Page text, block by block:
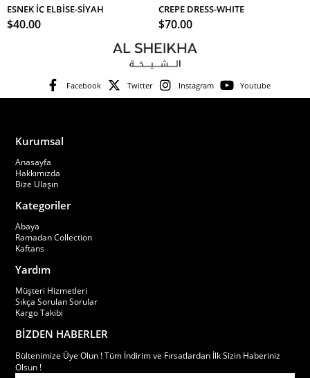
ESNEK İÇ ELBİSE-SİYAH
$40.00
CREPE DRESS-WHITE
$70.00
Facebook Twitter Instagram Youtube
Kurumsal
Anasayfa
Hakkımızda
Bize Ulaşın
Kategoriler
Abaya
Ramadan Collection
Kaftans
Yardım
Müşteri Hizmetleri
Sıkça Sorulan Sorular
Kargo Takibi
BİZDEN HABERLER
Bültenimize Üye Olun ! Tüm İndirim ve Fırsatlardan İlk Sizin Haberiniz
Olsun !